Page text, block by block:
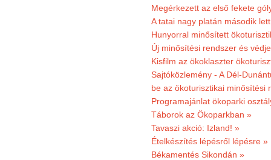
Megérkezett az első fekete
A tatai nagy platán második
Hunyorral minősített
Új minősítési rendszer és
Kisfilm az ökoklaszter
Sajtóközlemény - A Dél-
be az ökoturisztikai minősítési
Programajánlat ökoparki
Táborok az Ökoparkban »
Tavaszi akció: Izland! »
Ételkészítés lépésről lépésre »
Békamentés Sikondán »